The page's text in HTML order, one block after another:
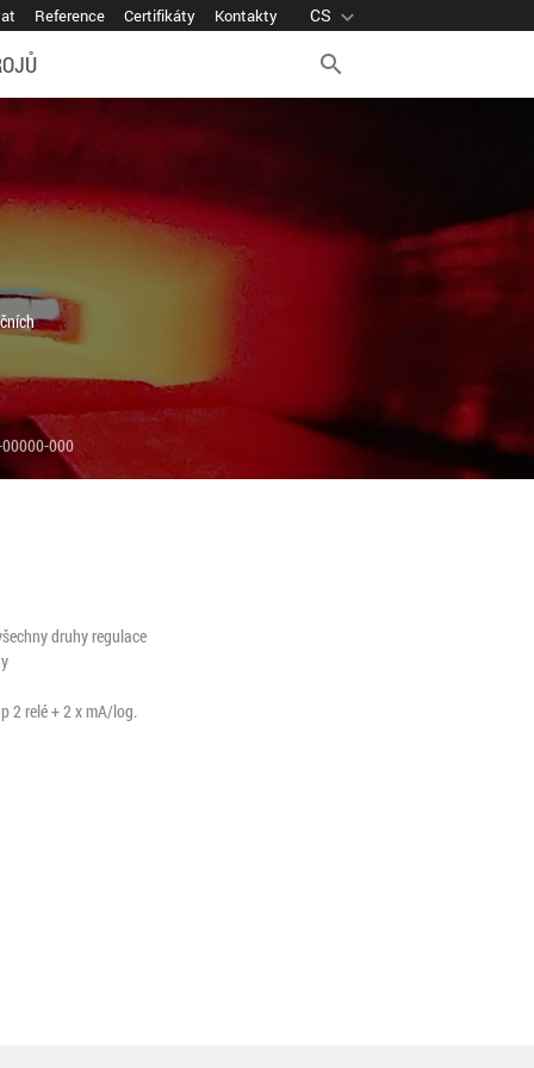
Reference Certifikáty Kontakty CS expand_more
search
000
druhy regulace
2 relé + 2 x mA/log.